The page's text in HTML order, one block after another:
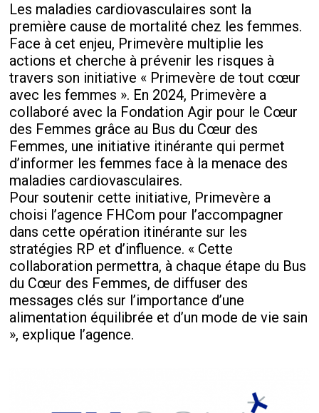
Les maladies cardiovasculaires sont la
première cause de mortalité chez les femmes.
Face à cet enjeu, Primevère multiplie les
actions et cherche à prévenir les risques à
travers son initiative « Primevère de tout cœur
avec les femmes ». En 2024, Primevère a
collaboré avec la Fondation Agir pour le Cœur
des Femmes grâce au Bus du Cœur des
Femmes, une initiative itinérante qui permet
d’informer les femmes face à la menace des
maladies cardiovasculaires.
Pour soutenir cette initiative, Primevère a
choisi l’agence FHCom pour l’accompagner
dans cette opération itinérante sur les
stratégies RP et d’influence. « Cette
collaboration permettra, à chaque étape du Bus
du Cœur des Femmes, de diffuser des
messages clés sur l’importance d’une
alimentation équilibrée et d’un mode de vie sain
», explique l’agence.